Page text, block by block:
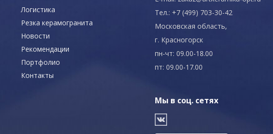
Логистика
Резка керамогранита
Новости
Рекомендации
Портфолио
Контакты
Тел.: +7 (499) 703-30-42
Московская область,
г. Красногорск
пн-чт: 09.00-18.00
пт: 09.00-17.00
Мы в соц. сетях